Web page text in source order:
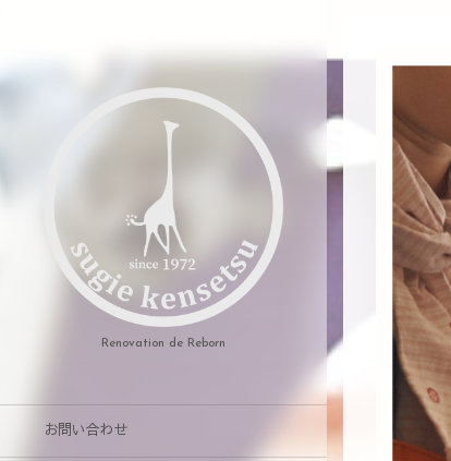
Renovation de Reborn
お問い合わせ